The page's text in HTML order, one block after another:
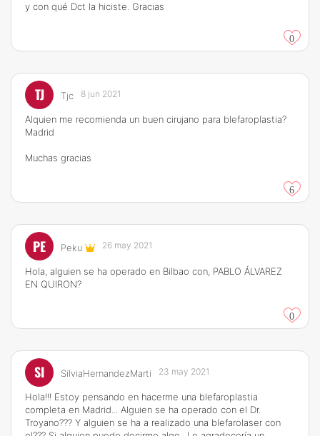
y con qué Dct la hiciste. Gracias
0
TJ Tjc 8 jun 2021
Alquien me recomienda un buen cirujano para blefaroplastia?
Madrid
Muchas gracias
6
PE Peku 26 may 2021
Hola, alguien se ha operado en Bilbao con, PABLO ÁLVAREZ
EN QUIRON?
0
SI SilviaHernandezMarti 23 may 2021
Hola!!! Estoy pensando en hacerme una blefaroplastia
completa en Madrid... Alguien se ha operado con el Dr.
Troyano??? Y alguien se ha a realizado una blefarolaser con